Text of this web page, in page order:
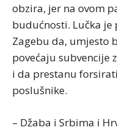
obzira, jer na ovom
budućnosti. Lučka je
Zagebu da, umjesto
povećaju subvencije
i da prestanu
poslušnike.
– Džaba i Srbima i